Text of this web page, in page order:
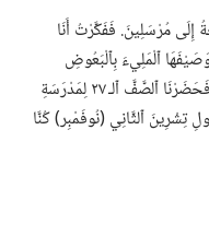
إِلَى مُرْسَلِينَ.‏ فَفَكَّرْتُ أَنَا
ٱلْمَلِيءَ بِٱلْبَعُوضِ
ٱلْمُزْعِجِ،‏ نَقْدِرُ أَنْ نَتَحَمَّلَ ظُرُوفَ أَيِّ بَلَدٍ آخَرَ.‏ فَحَضَرْنَا ٱلصَّفَّ ٱلـ‍ ٢٧ لِمَدْرَسَةِ
فِي تَمُّوزَ (‏يُولْيُو)‏ ١٩٥٦،‏ وَبِحُلُولِ تِشْرِينَ ٱلثَّانِي (‏نُوفَمْبِر)‏ كُنَّا